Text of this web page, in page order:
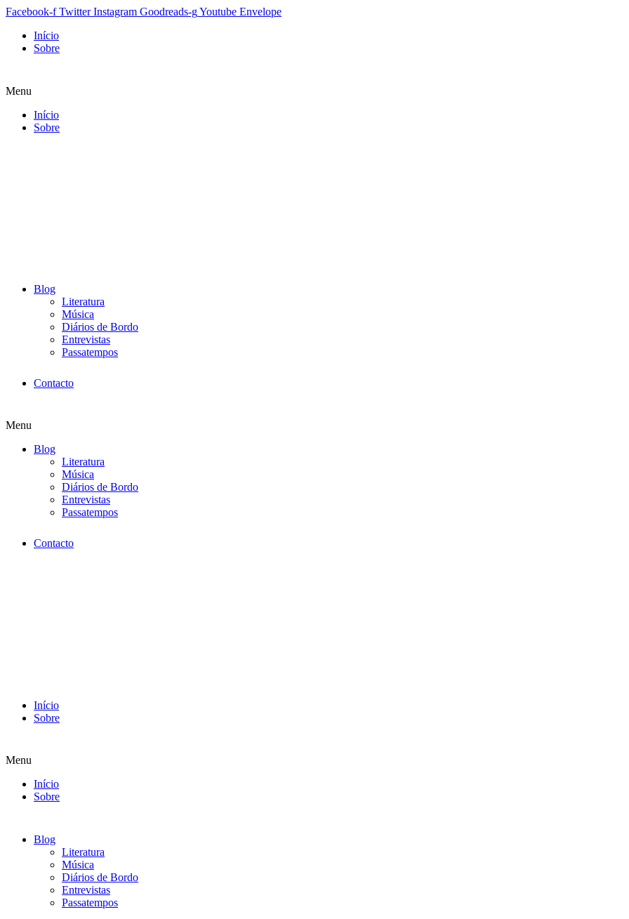
Facebook-f Twitter Instagram Goodreads-gYoutube Envelope
Início
Sobre
Menu
Início
Sobre
Blog
Literatura
Música
Diários de Bordo
Entrevistas
Passatempos
Contacto
Menu
Blog
Literatura
Música
Diários de Bordo
Entrevistas
Passatempos
Contacto
Início
Sobre
Menu
Início
Sobre
Blog
Literatura
Música
Diários de Bordo
Entrevistas
Passatempos